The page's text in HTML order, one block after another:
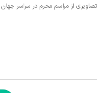
تصاویری از مراسم محرم در سراسر جهان